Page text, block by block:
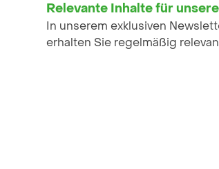
Relevante Inhalte für
In unserem exklusiven
erhalten Sie regelmäßig